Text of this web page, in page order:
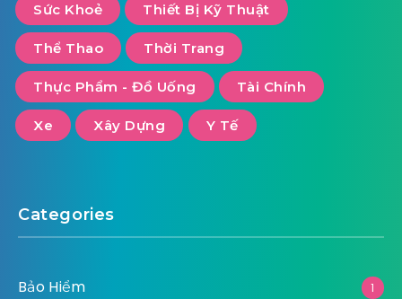
Sức Khoẻ Thiết Bị Kỹ Thuật
Thể Thao Thời Trang
Thực Phẩm - Đồ Uống Tài Chính
Xe Xây Dựng Y Tế
Categories
Bảo Hiểm 1